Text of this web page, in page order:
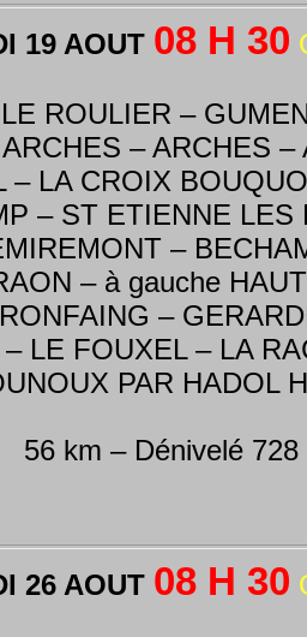
19 AOUT 08 H 30
ROULIER –
– ARCHES –
– LA CROIX
– ST ETIENNE LES
–
– à gauche
–
LE FOUXEL – LA
PAR HADOL
56 km – Dénivelé 728
26 AOUT 08 H 30